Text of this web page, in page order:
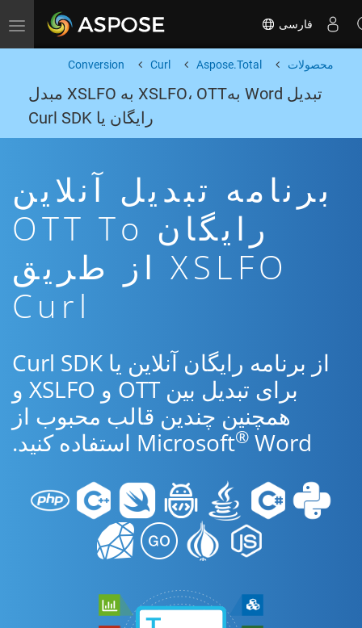
Toggle navigation فارسی
محصولات Aspose.Total
Curl
Conversion
تبدیل Word بهXSLFO، OTT به XSLFO مبدل
رایگان یا Curl SDK
برنامه تبدیل آنلاین
رایگان OTT To
XSLFO از طریق
Curl
از برنامه رایگان آنلاین یا Curl SDK
برای تبدیل بین OTT و XSLFO و
همچنین چندین قالب محبوب از
Microsoft® Word استفاده کنید.